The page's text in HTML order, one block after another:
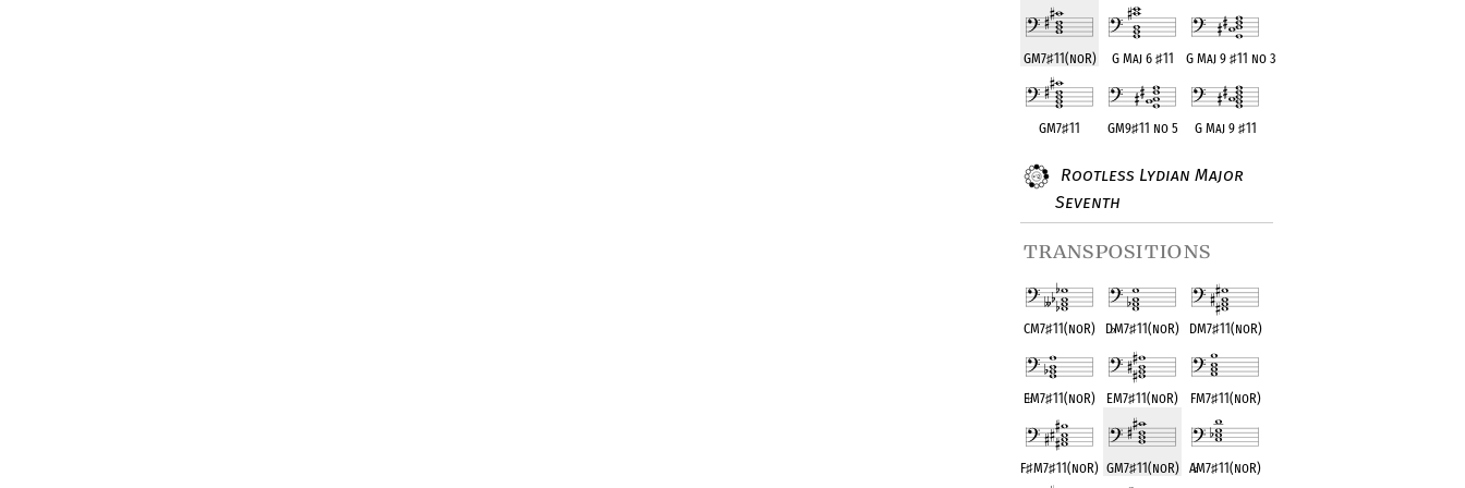
GM7♯11(noR) G Maj 6 ♯11 G Maj 9♯11 no 3
GM7♯11 GM9♯11 no 5 G Maj 9 ♯11
Rootless Lydian Major
Seventh
transpositions
CM7♯11(noR) D♭M7♯11(noR) DM7♯11(noR)
E♭M7♯11(noR) EM7♯11(noR) FM7♯11(noR)
F♯M7♯11(noR) GM7♯11(noR) A♭M7♯11(noR)